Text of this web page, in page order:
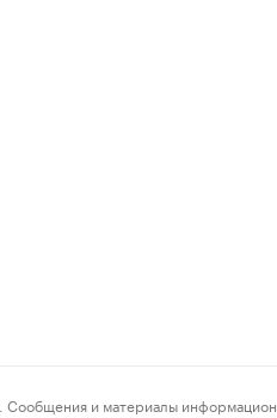
и материалы